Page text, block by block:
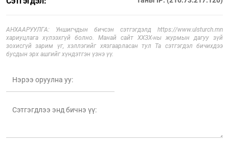
АНХААРУУЛГА: Уншигчдын бичсэн сэтгэгдэлд https://www.ulsturch.mn
хариуцлага хүлээхгүй болно. Манай сайт ХХЗХ-ны журмын дагуу зүй
зохисгүй зарим үг, хэллэгийг хязгаарласан тул Та сэтгэгдэл бичихдээ
бусдын эрх ашгийг хүндэтгэн үзнэ үү.